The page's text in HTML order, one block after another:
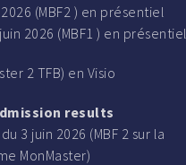
(MBF2 ) en présentiel
2026 (MBF1 ) en présentiel
2 TFB) en Visio
results
3 juin 2026 (MBF 2 sur la
MonMaster)